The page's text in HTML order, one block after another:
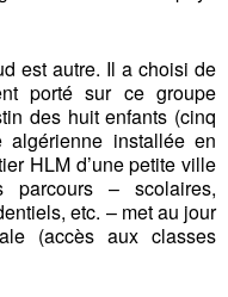
est autre. Il a choisi de
porté sur ce groupe
des huit enfants (cinq
algérienne installée en
HLM d’une petite ville
– scolaires,
etc. – met au jour
(accès aux classes